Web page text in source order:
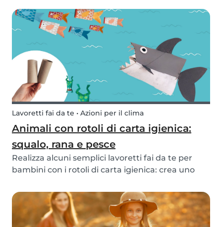
strategie per affrontarle insieme.
Lavoretti fai da te • Azioni per il clima
Animali con rotoli di carta igienica:
squalo, rana e pesce
Realizza alcuni semplici lavoretti fai da te per
bambini con i rotoli di carta igienica: crea uno
a riciclare per realizzare qualcosa di divertente!